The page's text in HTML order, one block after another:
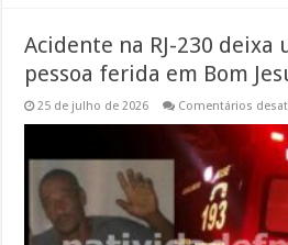
Acidente na RJ-230 deixa
pessoa ferida em Bom
25 de julho de 2026 Comentários